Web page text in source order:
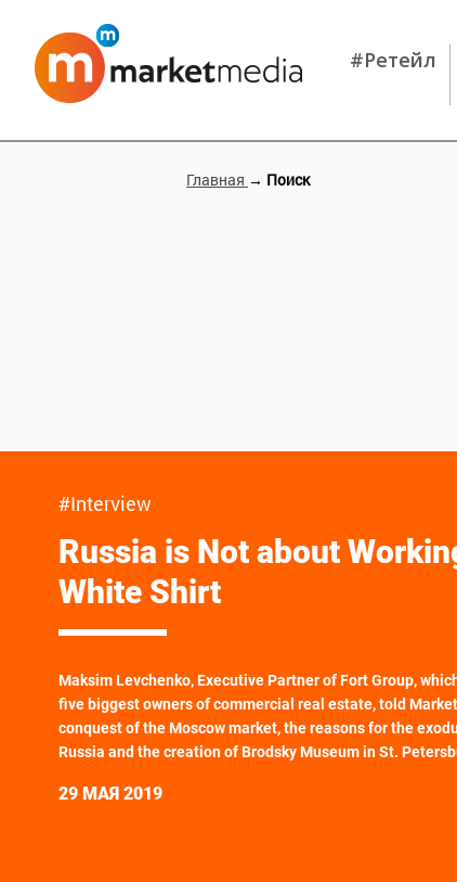
#Ретейл
Главная → Поиск
#Interview
Russia is Not about
White Shirt
Maksim Levchenko, Executive Partner of Fort Group,
five biggest owners of commercial real estate, told
conquest of the Moscow market, the reasons for the
Russia and the creation of Brodsky Museum in St.
29 МАЯ 2019